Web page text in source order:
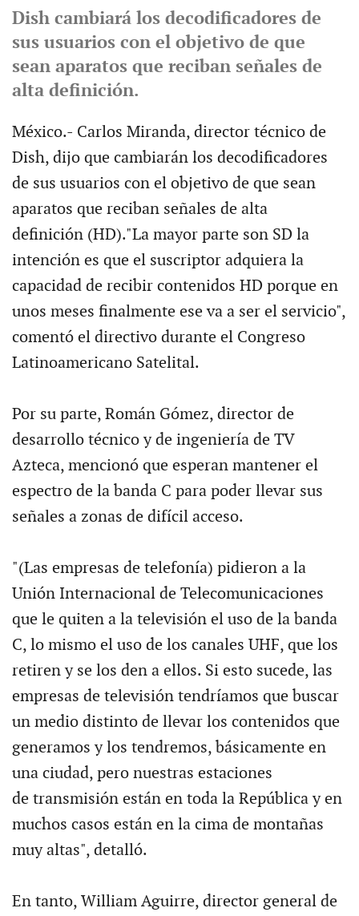
Dish cambiará los decodificadores de
sus usuarios con el objetivo de que
sean aparatos que reciban señales de
alta definición.
México.- Carlos Miranda, director técnico de
Dish, dijo que cambiarán los decodificadores
de sus usuarios con el objetivo de que sean
aparatos que reciban señales de alta
definición (HD)."La mayor parte son SD la
intención es que el suscriptor adquiera la
capacidad de recibir contenidos HD porque en
unos meses finalmente ese va a ser el servicio",
comentó el directivo durante el Congreso
Latinoamericano Satelital.
Por su parte, Román Gómez, director de
desarrollo técnico y de ingeniería de TV
Azteca, mencionó que esperan mantener el
espectro de la banda C para poder llevar sus
señales a zonas de difícil acceso.
"(Las empresas de telefonía) pidieron a la
Unión Internacional de Telecomunicaciones
que le quiten a la televisión el uso de la banda
C, lo mismo el uso de los canales UHF, que los
retiren y se los den a ellos. Si esto sucede, las
empresas de televisión tendríamos que buscar
un medio distinto de llevar los contenidos que
generamos y los tendremos, básicamente en
una ciudad, pero nuestras estaciones
de transmisión están en toda la República y en
muchos casos están en la cima de montañas
muy altas", detalló.
En tanto, William Aguirre, director general de